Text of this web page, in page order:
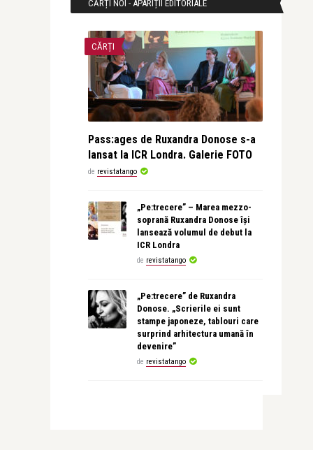
CĂRȚI NOI - APARIȚII EDITORIALE
CĂRȚI
Pass:ages de Ruxandra Donose s-a
lansat la ICR Londra. Galerie FOTO
de revistatango
„Pe:trecere” – Marea mezzo-
soprană Ruxandra Donose își
lansează volumul de debut la
ICR Londra
de revistatango
„Pe:trecere” de Ruxandra
Donose. „Scrierile ei sunt
stampe japoneze, tablouri care
surprind arhitectura umană în
devenire”
de revistatango